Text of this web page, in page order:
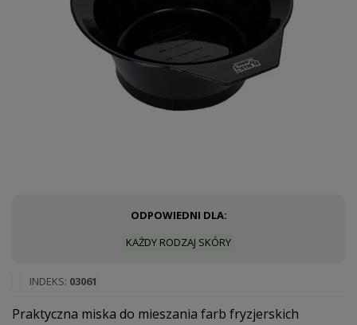
ODPOWIEDNI DLA:
KAŻDY RODZAJ SKÓRY
INDEKS 03061
Praktyczna miska do mieszania farb fryzjerskich